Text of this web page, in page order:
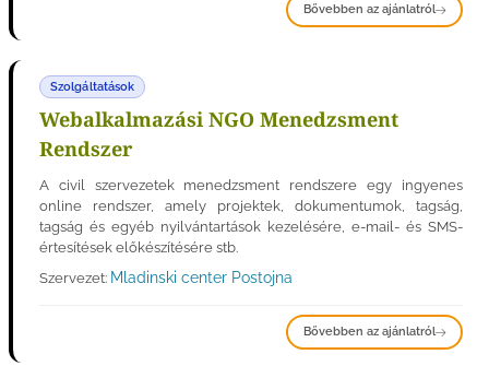
Bővebben az ajánlatról
Szolgáltatások
Webalkalmazási NGO Menedzsment
Rendszer
A civil szervezetek menedzsment rendszere egy ingyenes
online rendszer, amely projektek, dokumentumok, tagság,
tagság és egyéb nyilvántartások kezelésére, e-mail- és SMS-
értesítések előkészítésére stb.
Szervezet: Mladinski center Postojna
Bővebben az ajánlatról